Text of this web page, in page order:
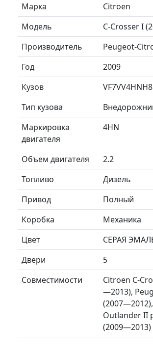
Марка
Citroen
Модель
C-Crosser I
Производитель
Peugeot-
Год
2009
Кузов
Тип кузова
Маркировка
двигателя
4HN
Объем двигателя
2.2
Топливо
Дизель
Привод
Полный
Коробка
Механика
Цвет
СЕРАЯ
Двери
5
Совместимости
Citroen C-
—2013),
Outlander II
(2009—2013)